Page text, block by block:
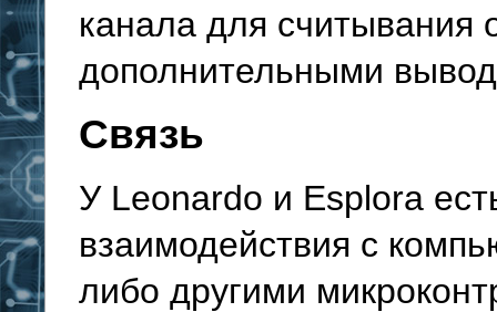
канала для считывания
дополнительными
Связь
У Leonardo и Esplora
взаимодействия с
либо другими